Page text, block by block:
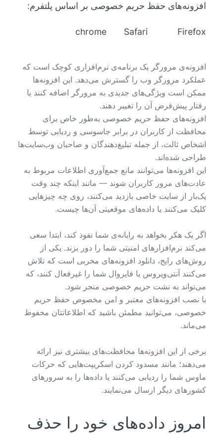
افزونه‌های حفظ حریم خصوصی بر اساس پلتفرم:
chrome Safari Firefox
افزونه‌ی مرورگر یک برنامه‌ی نرم‌افزاری کوچک است که
عملکرد مرورگر وب را گسترش می‌دهد. این افزونه‌ها
ممکن است ویژگی‌های جدیدی به مرورگر اضافه کنند یا
رفتار پیش‌فرض آن را تغییر دهند.
افزونه‌های حفظ حریم خصوصی به‌طور خاص برای
محافظت از کاربران در برابر جاسوسی و ردیابی توسط
اشخاص ثالث، از جمله تبلیغ‌دهندگان و صاحبان وب‌سایت‌ها
طراحی شده‌اند.
این افزونه‌ها می‌توانند مانع جمع‌آوری اطلاعات مربوط به
عادت‌های مرور کاربران شوند — مانند اینکه چند وقت
یک‌بار از سایت خاصی بازدید می‌کنند، روی چه چیزهایی
کلیک می‌کنند یا داده‌های موقعیتی آن‌ها چیست.
اگر یک هکر بخواهد به رایانه‌ی شما نفوذ کند، ابتدا سعی
می‌کند نرم‌افزارهای امنیتی شما را دور بزند. یکی از
روش‌های رایج، دانلود افزونه‌های مخربی است که تلاش
می‌کنند آنتی‌ویروس یا فایروال شما را غیرفعال کنند، که
می‌تواند به نشت حریم خصوصی منجر شود.
با نصب افزونه‌های معتبر و امن مخصوص حفظ حریم
خصوصی، می‌توانید مطمئن باشید که اطلاعاتتان محفوظ
می‌ماند.
برخی از این افزونه‌ها محافظت‌های بیشتری نیز ارائه
می‌دهند؛ مانند مسدود کردن اسکریپت‌هایی که حرکات
ماوس شما را ردیابی می‌کنند یا داده‌ها را به سرورهای
کشورهای دیگر ارسال می‌نمایند.
امروز داده‌های خود را حذف